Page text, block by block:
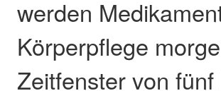
werden
Körperpflege
Zeitfenster von